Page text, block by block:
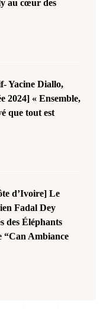
au cœur des
Yacine Diallo,
2024] « Ensemble,
que tout est
d’Ivoire] Le
Fadal Dey
des Éléphants
“Can Ambiance